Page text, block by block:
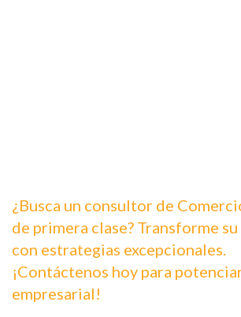
¿Busca un consultor de
de primera clase? Transforme
con estrategias excepcionales.
¡Contáctenos hoy para
empresarial!